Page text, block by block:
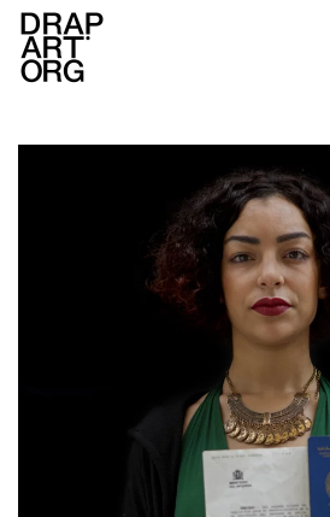
Ir al contenido principal